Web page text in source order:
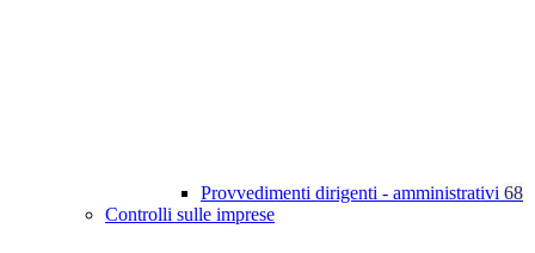
Provvedimenti dirigenti - amministrativi 68
Controlli sulle imprese